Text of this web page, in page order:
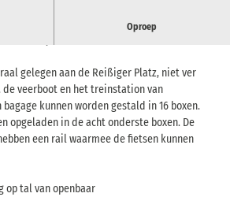
Oproep
biedt fietsers een veilige plek om
gelegen aan de Reißiger Platz, niet ver
de veerboot en het treinstation van
kunnen worden gestald in 16 boxen.
opgeladen in de acht onderste boxen. De
een rail waarmee de fietsen kunnen
op tal van openbaar